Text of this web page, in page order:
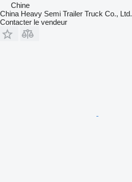
Chine
China Heavy Semi Trailer Truck Co., Ltd.
Contacter le vendeur